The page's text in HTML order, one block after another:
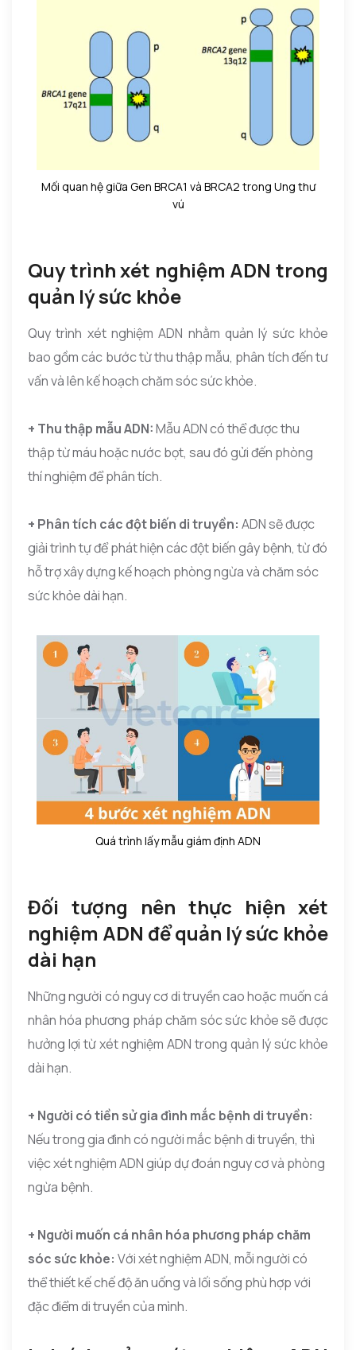
Mối quan hệ giữa Gen BRCA1 và BRCA2 trong Ung thư
vú
Quy trình xét nghiệm ADN trong
quản lý sức khỏe
Quy trình xét nghiệm ADN nhằm quản lý sức khỏe
bao gồm các bước từ thu thập mẫu, phân tích đến tư
vấn và lên kế hoạch chăm sóc sức khỏe.
+ Thu thập mẫu ADN:Mẫu ADN có thể được thu
thập từ máu hoặc nước bọt, sau đó gửi đến phòng
thí nghiệm để phân tích.
+ Phân tích các đột biến di truyền: ADN sẽ được
giải trình tự để phát hiện các đột biến gây bệnh, từ đó
hỗ trợ xây dựng kế hoạch phòng ngừa và chăm sóc
sức khỏe dài hạn.
Quá trình lấy mẫu giám định ADN
Đối tượng nên thực hiện xét
nghiệm ADN để quản lý sức khỏe
dài hạn
Những người có nguy cơ di truyền cao hoặc muốn cá
nhân hóa phương pháp chăm sóc sức khỏe sẽ được
hưởng lợi từ xét nghiệm ADN trong quản lý sức khỏe
dài hạn.
+ Người có tiền sử gia đình mắc bệnh di truyền:
Nếu trong gia đình có người mắc bệnh di truyền, thì
việc xét nghiệm ADN giúp dự đoán nguy cơ và phòng
ngừa bệnh.
+ Người muốn cá nhân hóa phương pháp chăm
sóc sức khỏe: Với xét nghiệm ADN, mỗi người có
thể thiết kế chế độ ăn uống và lối sống phù hợp với
đặc điểm di truyền của mình.